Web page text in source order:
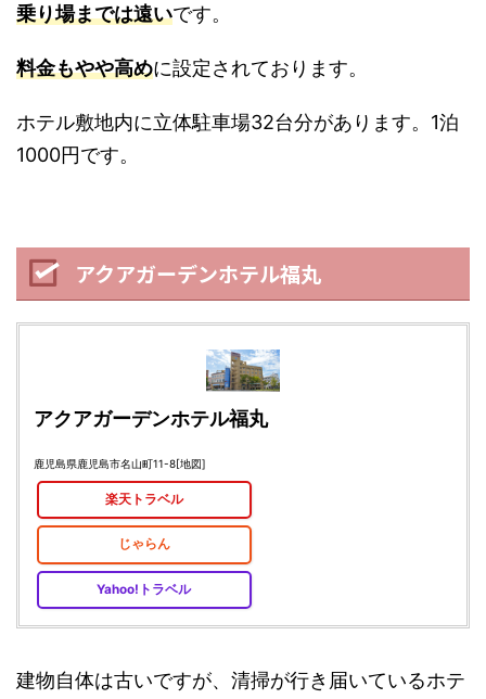
乗り場までは遠いです。
料金もやや高めに設定されております。
ホテル敷地内に立体駐車場32台分があります。1泊
1000円です。
アクアガーデンホテル福丸
アクアガーデンホテル福丸
鹿児島県鹿児島市名山町11-8[地図]
楽天トラベル
じゃらん
Yahoo!トラベル
建物自体は古いですが、清掃が行き届いているホテ